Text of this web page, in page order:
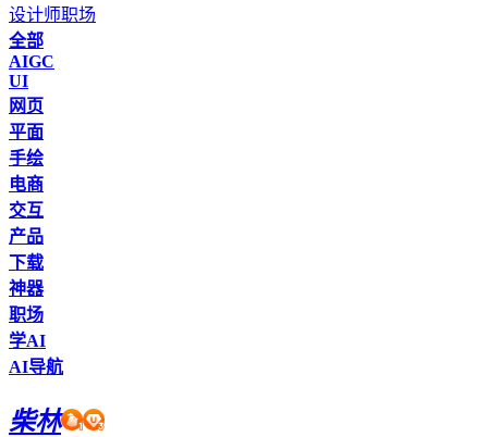
设计师职场
全部
AIGC
UI
网页
平面
手绘
电商
交互
产品
下载
神器
职场
学AI
AI导航
柴林